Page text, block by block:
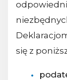
się z